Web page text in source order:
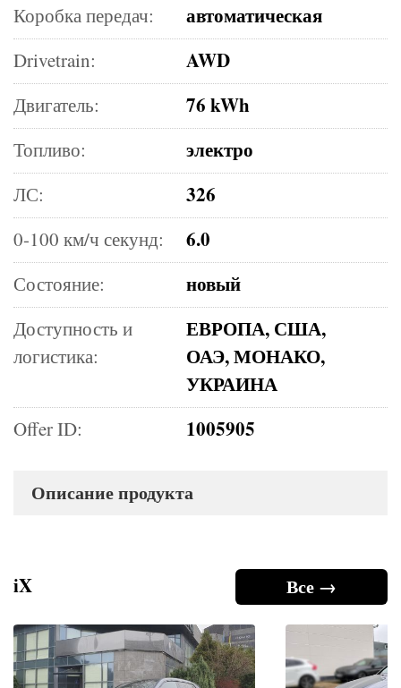
Коробка передач: автоматическая
Drivetrain: AWD
Двигатель: 76 kWh
Топливо: электро
ЛС: 326
0-100 км/ч секунд: 6.0
Состояние: новый
Доступность и
логистика:
ЕВРОПА, США,
ОАЭ, МОНАКО,
УКРАИНА
Offer ID: 1005905
Описание продукта
Все →
iX